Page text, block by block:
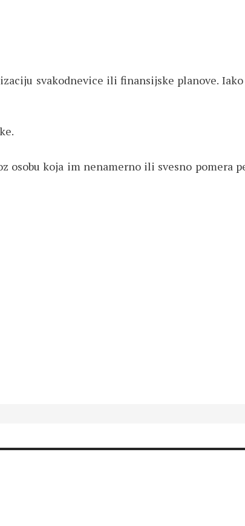
svakodnevice ili finansijske planove.
koja im nenamerno ili svesno pomera